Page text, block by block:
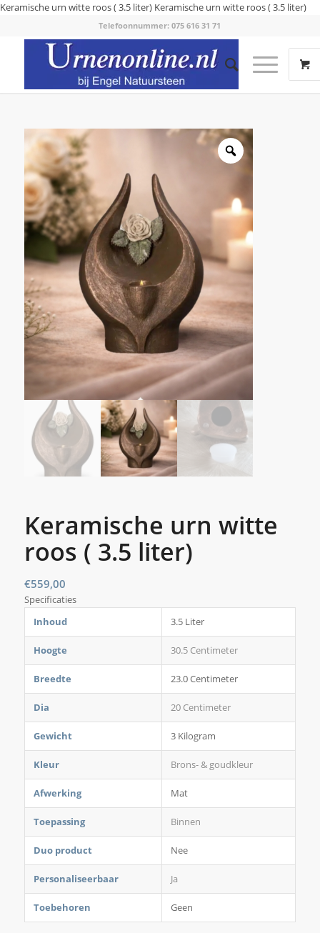
Keramische urn witte roos ( 3.5 liter) Keramische urn witte roos ( 3.5 liter)
Telefoonnummer: 075 616 31 71
Keramische urn witte
roos ( 3.5 liter)
€559,00
Specificaties
Inhoud
3.5 Liter
Hoogte 30.5 Centimeter
Breedte 23.0 Centimeter
Dia 20 Centimeter
Gewicht 3 Kilogram
Kleur Brons- & goudkleur
Afwerking Mat
Toepassing Binnen
Duo product Nee
Personaliseerbaar Ja
Toebehoren Geen